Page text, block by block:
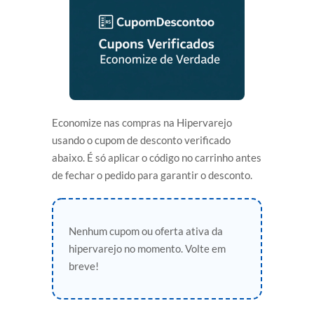
Economize nas compras na Hipervarejo
usando o cupom de desconto verificado
abaixo. É só aplicar o código no carrinho antes
de fechar o pedido para garantir o desconto.
Nenhum cupom ou oferta ativa da
hipervarejo no momento. Volte em
breve!